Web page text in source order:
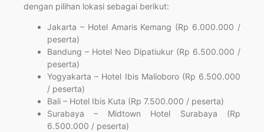
dengan pilihan lokasi sebagai berikut:
Jakarta – Hotel Amaris Kemang (Rp 6.000.000 /
peserta)
Bandung – Hotel Neo Dipatiukur (Rp 6.500.000 /
peserta)
Yogyakarta – Hotel Ibis Malioboro (Rp 6.500.000
/ peserta)
Bali – Hotel Ibis Kuta (Rp 7.500.000 / peserta)
Surabaya – Midtown Hotel Surabaya (Rp
6.500.000 / peserta)